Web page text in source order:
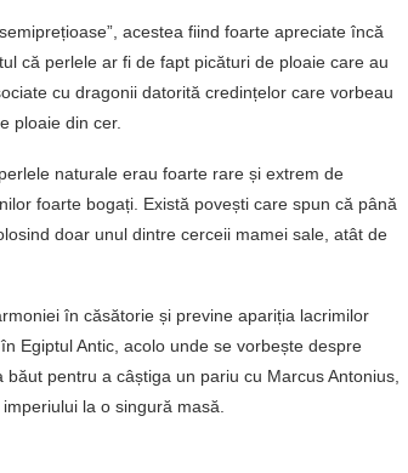
acestea fiind foarte apreciate încă
că perlele ar fi de fapt picături de ploaie care au
cu dragonii datorită credințelor care vorbeau
ploaie din cer.
naturale erau foarte rare și extrem de
foarte bogați. Există povești care spun că până
doar unul dintre cerceii mamei sale, atât de
în căsătorie și previne apariția lacrimilor
Egiptul Antic, acolo unde se vorbește despre
pentru a câștiga un pariu cu Marcus Antonius,
la o singură masă.